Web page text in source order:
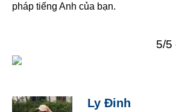
pháp tiếng Anh của bạn.
5/5
Ly Đinh